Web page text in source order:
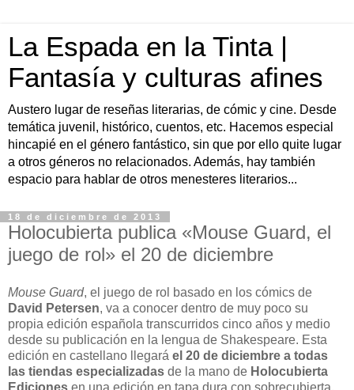
La Espada en la Tinta |
Fantasía y culturas afines
Austero lugar de reseñas literarias, de cómic y cine. Desde
temática juvenil, histórico, cuentos, etc. Hacemos especial
hincapié en el género fantástico, sin que por ello quite lugar
a otros géneros no relacionados. Además, hay también
espacio para hablar de otros menesteres literarios...
18 de diciembre de 2013
Holocubierta publica «Mouse Guard, el
juego de rol» el 20 de diciembre
Mouse Guard, el juego de rol basado en los cómics de
David Petersen, va a conocer dentro de muy poco su
propia edición española transcurridos cinco años y medio
desde su publicación en la lengua de Shakespeare. Esta
edición en castellano llegará el 20 de diciembre a todas
las tiendas especializadas de la mano de Holocubierta
Ediciones en una edición en tapa dura con sobrecubierta,